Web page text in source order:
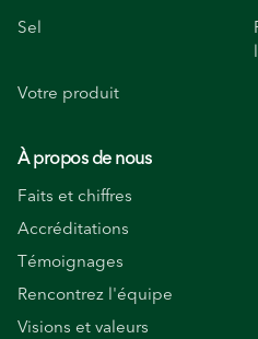
Sel
Votre produit
À propos de nous
Faits et chiffres
Accréditations
Témoignages
Rencontrez l'équipe
Visions et valeurs